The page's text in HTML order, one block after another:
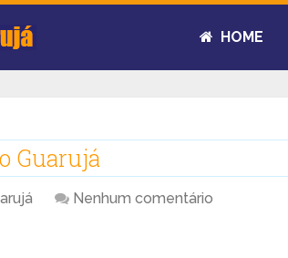
HOME
Guarujá
Nenhum comentário